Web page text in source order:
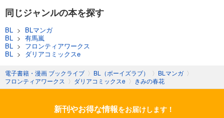
同じジャンルの本を探す
BL > BLマンガ
BL > 有馬嵐
BL > フロンティアワークス
BL > ダリアコミックスe
電子書籍・漫画 ブックライブ 〉 BL（ボーイズラブ） 〉 BLマンガ 〉
フロンティアワークス 〉 ダリアコミックスe 〉 きみの春花
新刊やお得な情報をお届けします！